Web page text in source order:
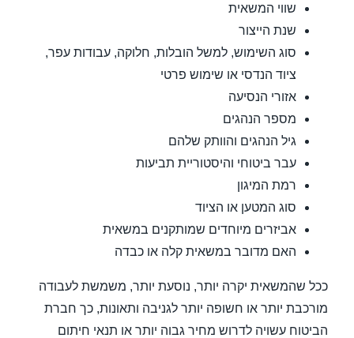
שווי המשאית
שנת הייצור
סוג השימוש, למשל הובלות, חלוקה, עבודות עפר,
ציוד הנדסי או שימוש פרטי
אזורי הנסיעה
מספר הנהגים
גיל הנהגים והוותק שלהם
עבר ביטוחי והיסטוריית תביעות
רמת המיגון
סוג המטען או הציוד
אביזרים מיוחדים שמותקנים במשאית
האם מדובר במשאית קלה או כבדה
ככל שהמשאית יקרה יותר, נוסעת יותר, משמשת לעבודה
מורכבת יותר או חשופה יותר לגניבה ותאונות, כך חברת
הביטוח עשויה לדרוש מחיר גבוה יותר או תנאי חיתום